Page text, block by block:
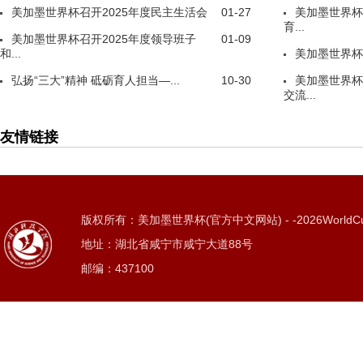
01-27
美加墨世界杯召开2025年度民主生活会
01-09
美加墨世界杯召开2025年度领导班子
和...
10-30
弘扬“三大”精神 砥砺育人担当—...
美加墨世界
育...
美加墨世界
美加墨世界
交流...
友情链接
版权所有：美加墨世界杯(官方中文网站) - -
地址：湖北省咸宁市咸宁大道88号
邮编：437100